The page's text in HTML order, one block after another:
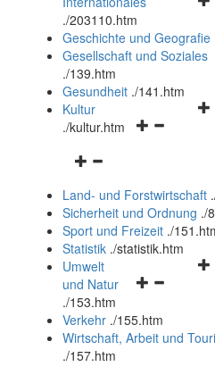
und
./203110.htm
Geschichte und Geografie
Gesellschaft und Soziales
./139.htm
Gesundheit ./141.htm
Kultur
./kultur.htm
Navigationsmenü
und
schließen
Land- und Forstwirtschaft .
Sicherheit und Ordnung ./
Sport und Freizeit ./
Statistik ./statistik.htm
und
schließen
Umwelt
und Natur
./153.htm
Verkehr ./155.htm
Wirtschaft, Arbeit und
./157.htm